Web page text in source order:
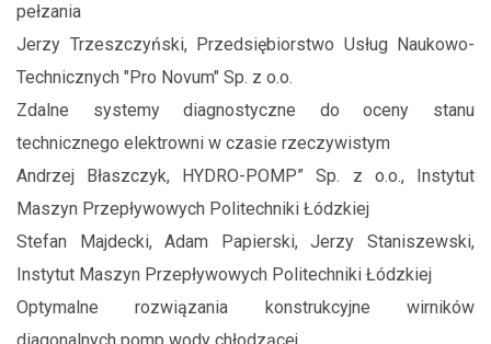
pełzania
Jerzy Trzeszczyński, Przedsiębiorstwo Usług Naukowo-
Technicznych "Pro Novum" Sp. z o.o.
Zdalne systemy diagnostyczne do oceny stanu
technicznego elektrowni w czasie rzeczywistym
Andrzej Błaszczyk, HYDRO-POMP” Sp. z o.o., Instytut
Maszyn Przepływowych Politechniki Łódzkiej
Stefan Majdecki, Adam Papierski, Jerzy Staniszewski,
Instytut Maszyn Przepływowych Politechniki Łódzkiej
Optymalne rozwiązania konstrukcyjne wirników